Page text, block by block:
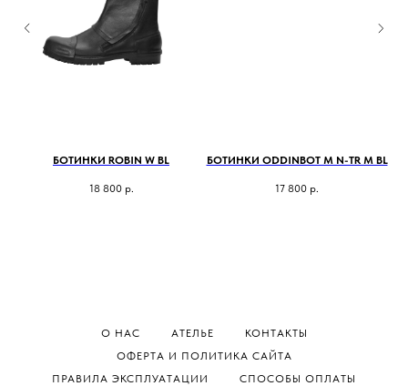
БОТИНКИ ROBIN W BL
18 800 р.
БОТИНКИ ODDINBOT M N-TR M BL
17 800 р.
О НАС АТЕЛЬЕ
КОНТАКТЫ
ОФЕРТА И ПОЛИТИКА САЙТА
ПРАВИЛА ЭКСПЛУАТАЦИИ
СПОСОБЫ ОПЛАТЫ